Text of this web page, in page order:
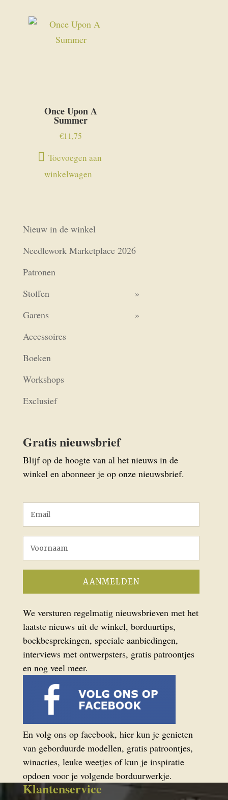
Once Upon A
Summer
€11,75
Toevoegen aan
winkelwagen
Nieuw in de winkel
Needlework Marketplace 2026
Patronen
Stoffen
Garens
Accessoires
Boeken
Workshops
Exclusief
Gratis nieuwsbrief
Blijf op de hoogte van al het nieuws in de
winkel en abonneer je op onze nieuwsbrief.
We versturen regelmatig nieuwsbrieven met het
laatste nieuws uit de winkel, borduurtips,
boekbesprekingen, speciale aanbiedingen,
interviews met ontwerpsters, gratis patroontjes
en nog veel meer.
En volg ons op facebook, hier kun je genieten
van geborduurde modellen, gratis patroontjes,
winacties, leuke weetjes of kun je inspiratie
opdoen voor je volgende borduurwerkje.
Klantenservice